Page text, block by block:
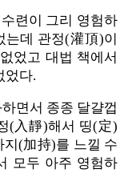
련이 그리 영험하
는데 관정(灌頂)이
었고 대법 책에서
었다.
면서 종종 달걀껍
(入靜)해서 띵(定)
지(加持)를 느낄 수
모두 아주 영험하